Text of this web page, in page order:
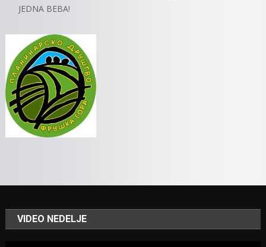
JEDNA BEBA!
VIDEO NEDELJE